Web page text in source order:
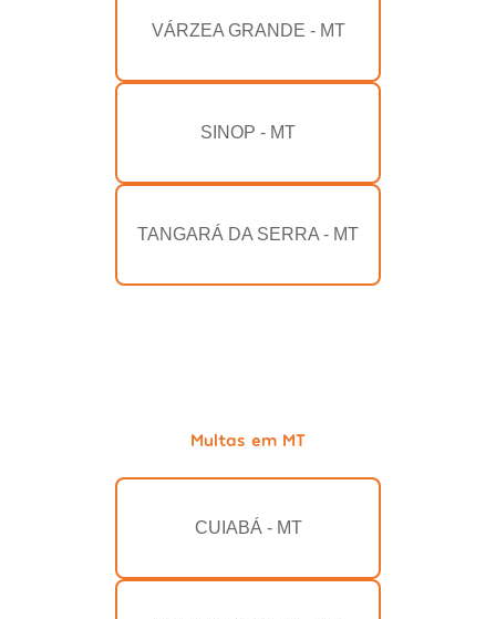
VÁRZEA GRANDE - MT
SINOP - MT
TANGARÁ DA SERRA - MT
Multas em MT
CUIABÁ - MT